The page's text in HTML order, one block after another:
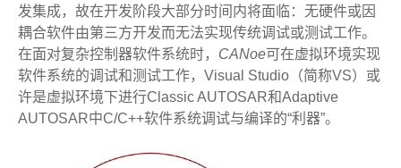
发集成，故在开发阶段大部分时间内将面临：无硬件或因
耦合软件由第三方开发而无法实现传统调试或测试工作。
在面对复杂控制器软件系统时， CANoe可在虚拟环境实现
软件系统的调试和测试工作，Visual Studio（简称VS）或
许是虚拟环境下进行Classic AUTOSAR和Adaptive
AUTOSAR中C/C++软件系统调试与编译的“利器”。